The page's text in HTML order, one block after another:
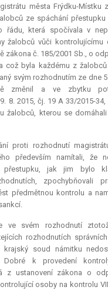
města Frýdku-Místku
ze spáchání
řádu, která spočívala v
žalobců vůči kontrolujícímu
zákona č. 185/2001 Sb., o
což byla každému z
svým rozhodnutím ze dne
změnil a ve zbytku
8. 2015, čj. 19 A 33/2015-
žalobců, kterou se
proti rozhodnutí
především namítali, že
přestupku, jak jim bylo
zpochybňovali
předmětnou kontrolu a
ve svém rozhodnutí
rozhodnutích
krajský soud námitku
k provedení
z ustanovení zákona o
osoby na kontrolu